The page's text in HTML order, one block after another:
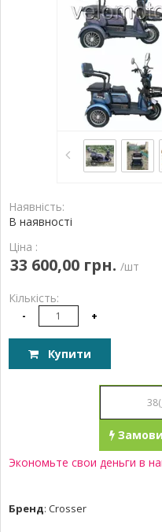
Наявність:
В наявності
Ціна :
33 600,00 грн. /шт
Кількість:
- +
Купити
Экономьте свои деньги в
Бренд: Crosser